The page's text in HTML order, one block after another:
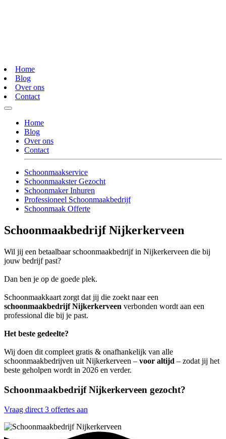
Home
Blog
Over ons
Contact
Home
Blog
Over ons
Contact
Schoonmaakservice
Schoonmaakster Gezocht
Schoonmaker Inhuren
Professioneel Schoonmaakbedrijf
Schoonmaak Offerte
Schoonmaakbedrijf Nijkerkerveen
Wil jij een betaalbaar schoonmaakbedrijf in Nijkerkerveen die bij
jouw bedrijf past?
Dan ben je op de goede plek.
Schoonmaakkaart zorgt dat jij die zoekt naar een
schoonmaakbedrijf Nijkerkerveen verbonden wordt aan een
professional die bij je past.
Het beste gedeelte?
Wij doen dit compleet gratis & onafhankelijk van alle
schoonmaakbedrijven uit Nijkerkerveen – voor altijd – zodat jij het
beste geholpen wordt in 2026 en verder.
Schoonmaakbedrijf Nijkerkerveen gezocht?
Vraag direct 3 offertes aan